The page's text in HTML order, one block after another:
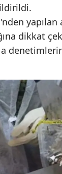
yapılan
dikkat